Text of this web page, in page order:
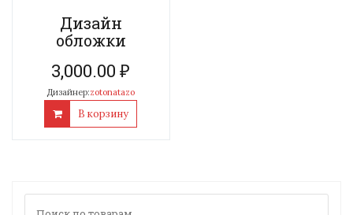
Дизайн
обложки
3,000.00₽
Дизайнер:zotonatazo
В корзину